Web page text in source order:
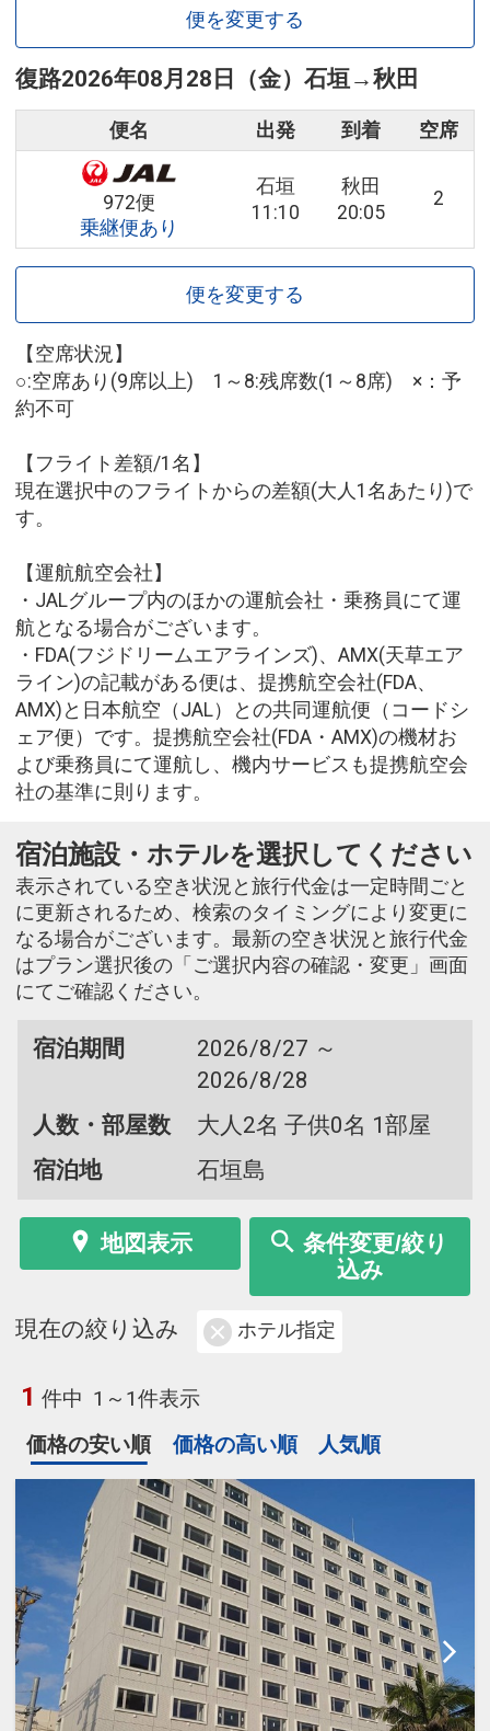
便を変更する
復路2026年08月28日（金） 石垣→秋田
便名 出発 到着 空席
972便
乗継便あり
石垣
11:10
秋田
20:05
2
便を変更する
【空席状況】
○:空席あり(9席以上) 1～8:残席数(1～8席) ×：予
約不可
【フライト差額/1名】
現在選択中のフライトからの差額(大人1名あたり)で
す。
【運航航空会社】
・JALグループ内のほかの運航会社・乗務員にて運
航となる場合がございます。
・FDA(フジドリームエアラインズ)、AMX(天草エア
ライン)の記載がある便は、提携航空会社(FDA、
AMX)と日本航空（JAL）との共同運航便（コードシ
ェア便）です。提携航空会社(FDA・AMX)の機材お
よび乗務員にて運航し、機内サービスも提携航空会
社の基準に則ります。
宿泊施設・ホテルを選択してください
表示されている空き状況と旅行代金は一定時間ごと
に更新されるため、検索のタイミングにより変更に
なる場合がございます。最新の空き状況と旅行代金
はプラン選択後の「ご選択内容の確認・変更」画面
にてご確認ください。
宿泊期間
2026/8/27 ～
2026/8/28
人数・部屋数
大人2名 子供0名 1部屋
宿泊地
石垣島
地図表示
条件変更/絞り
込み
現在の絞り込み ホテル指定
1 件中 1～1件表示
価格の安い順
価格の高い順 人気順